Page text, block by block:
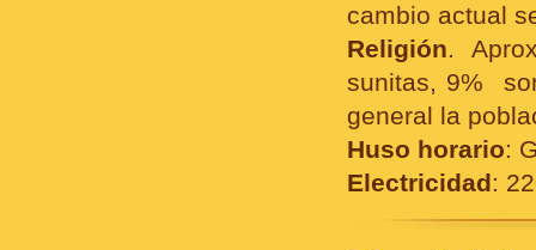
cambio actual
Religión.
sunitas, 9%
general la
Huso horario:
Electricidad: